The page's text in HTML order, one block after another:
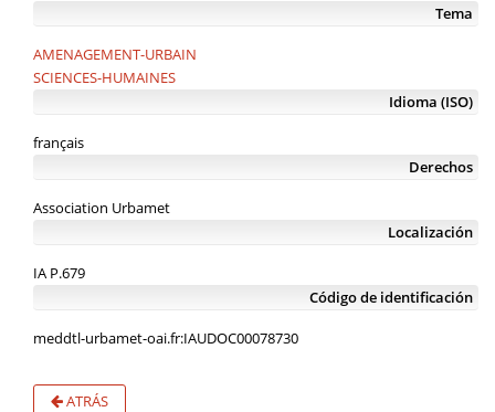
Tema
AMENAGEMENT-URBAIN
SCIENCES-HUMAINES
Idioma (ISO)
français
Derechos
Association Urbamet
Localización
IA P.679
Código de identificación
meddtl-urbamet-oai.fr:IAUDOC00078730
ATRÁS